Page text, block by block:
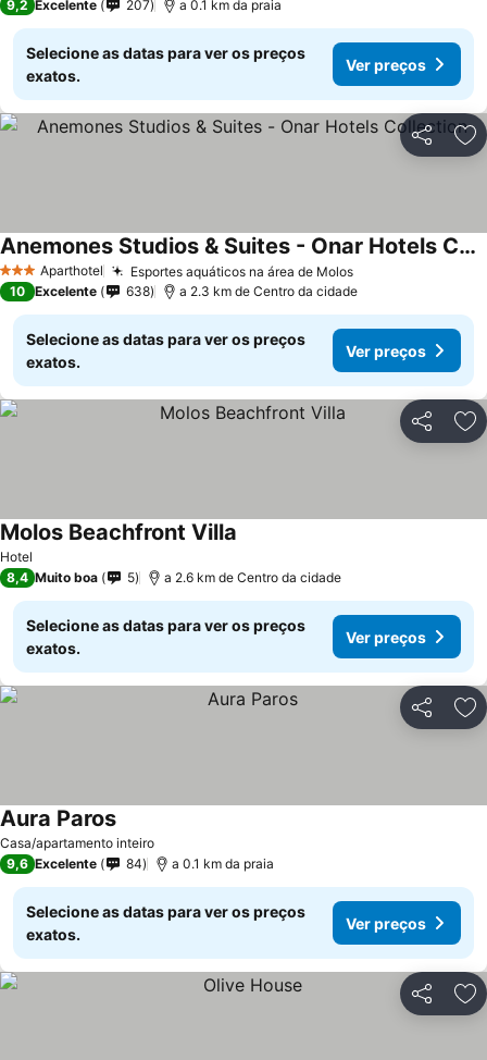
9,2 Excelente 207 a 0.1 km da praia
Selecione as datas para ver os preços
exatos.
Ver preços
Partilhar
3 EstrelasAparthotel Esportes aquáticos na área de MolosVer preços
Anemones Studios & Suites - Onar Hotels Collection
Ver preços
10 Excelente 638 a 2.3 km de Centro da cidade
Selecione as datas para ver os preços
exatos.
Ver preços
Partilhar
Hotel
Molos Beachfront Villa
8,4 Muito boa 5 a 2.6 km de Centro da cidade
Selecione as datas para ver os preços
exatos.
Ver preços
Partilhar
Casa/apartamento inteiro
Aura ParosVer preços
9,6 Excelente 84 a 0.1 km da praia
Selecione as datas para ver os preços
exatos.
Ver preços
Partilhar